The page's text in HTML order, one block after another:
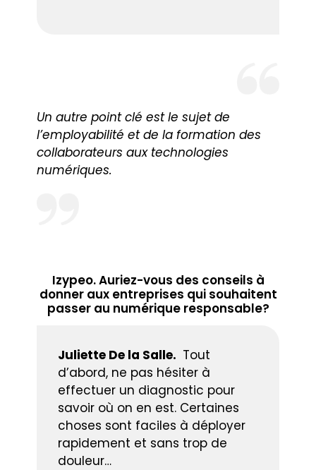
Un autre point clé est le sujet de
l’employabilité et de la formation des
collaborateurs aux technologies
numériques.
Izypeo. Auriez-vous des conseils à
donner aux entreprises qui souhaitent
passer au numérique responsable?
Juliette De la Salle. Tout
d’abord, ne pas hésiter à
effectuer un diagnostic pour
savoir où on en est. Certaines
choses sont faciles à déployer
rapidement et sans trop de
douleur…